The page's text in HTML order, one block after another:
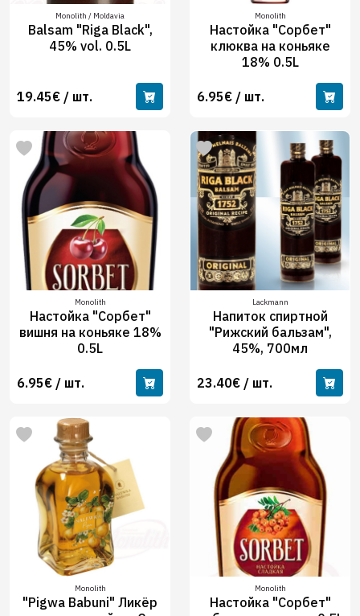
Monolith / Moldavia
Balsam "Riga Black",
45% vol. 0.5L
19.45€ / шт.
Monolith
Настойка "Сорбет"
клюква на коньяке
18% 0.5L
6.95€ / шт.
Monolith
Настойка "Сорбет"
вишня на коньяке 18%
0.5L
6.95€ / шт.
Lackmann
Напиток спиртной
"Рижский бальзам",
45%, 700мл
23.40€ / шт.
Monolith
"Pigwa Babuni" Ликёр
Monolith
Настойка "Сорбет"